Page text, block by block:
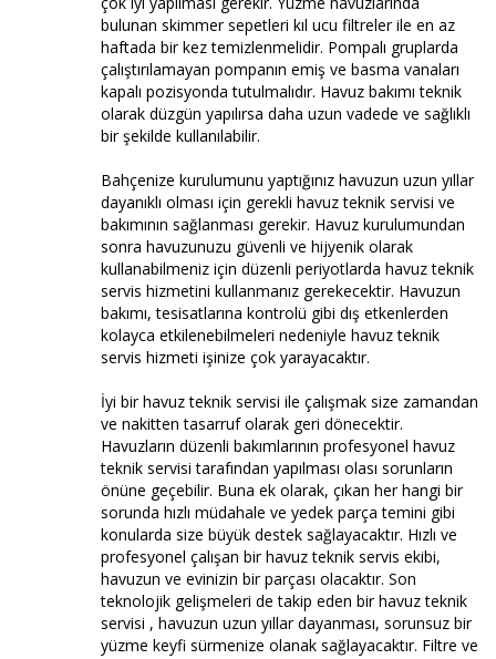
bulunan skimmer sepetleri kıl ucu filtreler ile en az
haftada bir kez temizlenmelidir. Pompalı gruplarda
çalıştırılamayan pompanın emiş ve basma vanaları
kapalı pozisyonda tutulmalıdır. Havuz bakımı teknik
olarak düzgün yapılırsa daha uzun vadede ve sağlıklı
bir şekilde kullanılabilir.
Bahçenize kurulumunu yaptığınız havuzun uzun yıllar
dayanıklı olması için gerekli havuz teknik servisi ve
bakımının sağlanması gerekir. Havuz kurulumundan
sonra havuzunuzu güvenli ve hijyenik olarak
kullanabilmeniz için düzenli periyotlarda havuz teknik
servis hizmetini kullanmanız gerekecektir. Havuzun
bakımı, tesisatlarına kontrolü gibi dış etkenlerden
kolayca etkilenebilmeleri nedeniyle havuz teknik
servis hizmeti işinize çok yarayacaktır.
İyi bir havuz teknik servisi ile çalışmak size zamandan
ve nakitten tasarruf olarak geri dönecektir.
Havuzların düzenli bakımlarının profesyonel havuz
teknik servisi tarafından yapılması olası sorunların
önüne geçebilir. Buna ek olarak, çıkan her hangi bir
sorunda hızlı müdahale ve yedek parça temini gibi
konularda size büyük destek sağlayacaktır. Hızlı ve
profesyonel çalışan bir havuz teknik servis ekibi,
havuzun ve evinizin bir parçası olacaktır. Son
teknolojik gelişmeleri de takip eden bir havuz teknik
servisi , havuzun uzun yıllar dayanması, sorunsuz bir
yüzme keyfi sürmenize olanak sağlayacaktır. Filtre ve